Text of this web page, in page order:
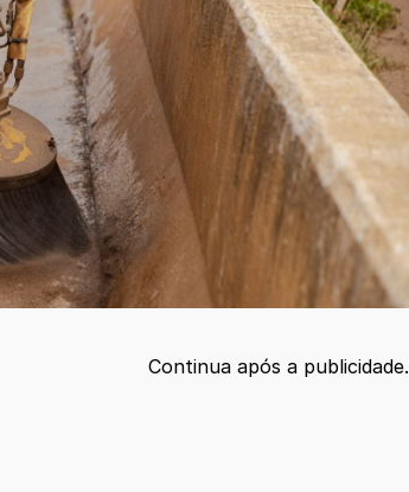
Continua após a publicidade.